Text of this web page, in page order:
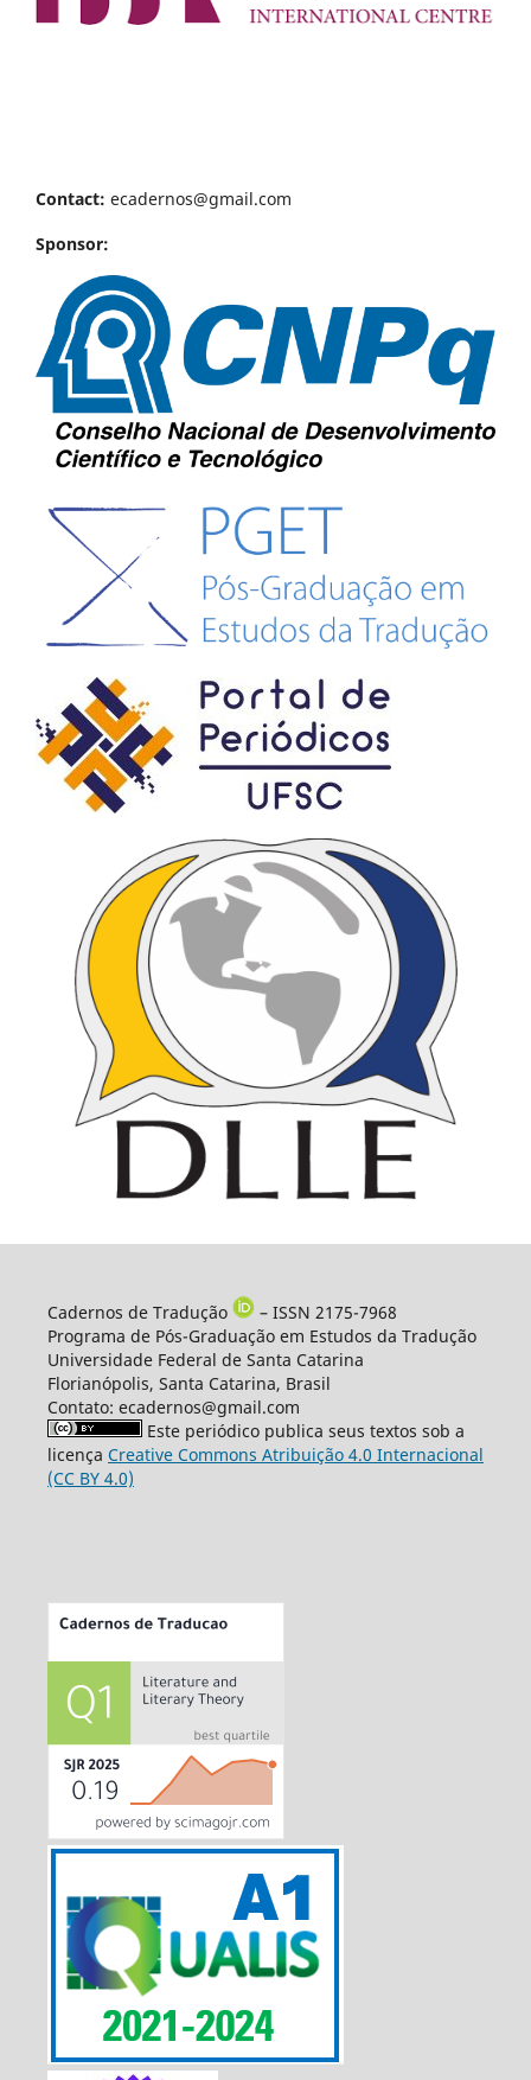
Contact: ecadernos@gmail.com
Sponsor:
Cadernos de Tradução
– ISSN 2175-7968
Programa de Pós-Graduação em Estudos da Tradução
Universidade Federal de Santa Catarina
Florianópolis, Santa Catarina, Brasil
Contato: ecadernos@gmail.com
Este periódico publica seus textos sob a
licença Creative Commons Atribuição 4.0 Internacional
(CC BY 4.0)